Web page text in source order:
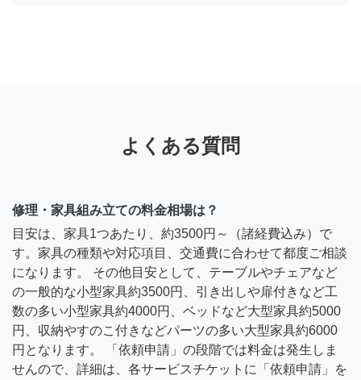
よくある質問
修理・家具組み立ての料金相場は？
目安は、家具1つあたり、約3500円～（諸経費込み）で
す。家具の種類や対応項目、交通費に合わせて都度ご相談
になります。 その他目安として、テーブルやチェアなど
の一般的な小型家具約3500円、引き出しや扉付きなど工
数の多い小型家具約4000円、ベッドなど大型家具約5000
円、収納やすのこ付きなどパーツの多い大型家具約6000
円となります。 「依頼申請」の段階では料金は発生しま
せんので、詳細は、各サービスチケットに「依頼申請」を